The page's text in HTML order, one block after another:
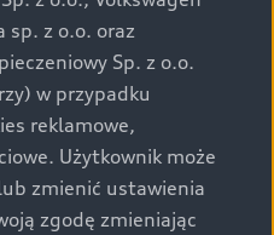
ceny, wyposażenia i
w umowie sprzedaży, a
zawiera
pojazdu. Zastrzegamy
Wszelkie informacje
na dzień ich
najnowszych
się z Partnerem Marki
sp. z o.o. oraz
Sp. z o.o.
w przypadku
reklamowe,
Użytkownik może
zmienić ustawienia
zgodę zmieniając